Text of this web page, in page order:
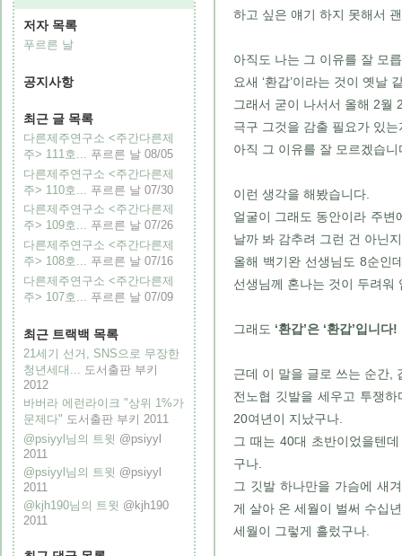
저자 목록
푸르른 날
공지사항
최근 글 목록
다른제주연구소 <주간다른제
주> 111호...
푸르른 날 08/05
다른제주연구소 <주간다른제
주> 110호...
푸르른 날 07/30
다른제주연구소 <주간다른제
주> 109호... 푸르른 날 07/26
다른제주연구소 <주간다른제
주> 108호... 푸르른 날 07/16
다른제주연구소 <주간다른제
주> 107호... 푸르른 날 07/09
최근 트랙백 목록
21세기 선거, SNS으로 무장한
청년세대... 도서출판 부키
2012
바버라 에런라이크 "상위 1%가
문제다" 도서출판 부키 2011
@psiyyl님의 트윗 @psiyyl
2011
@psiyyl님의 트윗 @psiyyl
2011
@kjh190님의 트윗 @kjh190
2011
하고 싶은 얘기 하지 못해서
아직도 나는 그 이유를 잘 모
요새 ‘환갑’이라는 것이 옛날
그래서 굳이 나서서 올해 2월
극구 그것을 감출 필요가 있는
아직 그 이유를 잘 모르겠습니
이런 생각을 해봤습니다.
얼굴이 그래도 동안이라 주
날까 봐 감추려 그런 건 아닌
올해 백기완 선생님도 8순인
선생님께 혼나는 것이 두려워
그래도 ‘환갑’은 ‘환갑’입니다!
근데 이 말을 글로 쓰는 순간,
전노협 깃발을 세우고 투쟁
20여년이 지났구나.
그 때는 40대 초반이었을텐
구나.
그 깃발 하나만을 가슴에 새
게 살아 온 세월이 벌써 수십
세월이 그렇게 흘렀구나.